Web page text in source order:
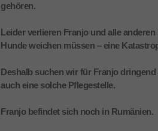
gehören.
Leider verlieren Franjo und alle
Hunde weichen müssen – eine
Deshalb suchen wir für Franjo
auch eine solche Pflegestelle.
Franjo befindet sich noch in Rumänien.